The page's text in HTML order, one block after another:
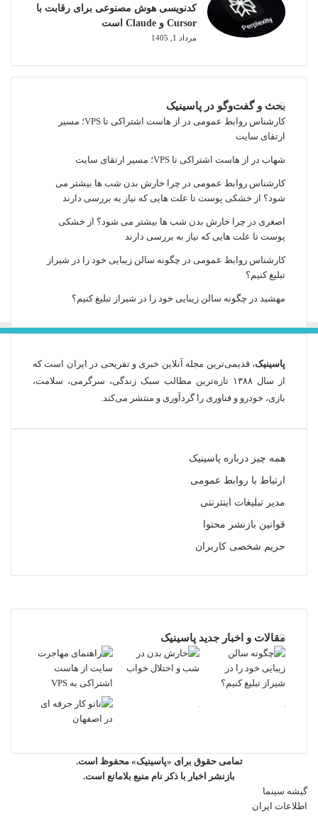
کدنویسی هوش مصنوعی برای رقابت با
Cursor و Claude است
مرداد 1, 1405
بحث و گفت‌وگو در پاسینیک
کارشناس روابط عمومی در
از هاست اشتراکی تا VPS؛ مسیر
ارتقای سایت
شهاب در از هاست اشتراکی تا VPS؛ مسیر ارتقای سایت
کارشناس روابط عمومی در چرا خارش بدن شب ها بیشتر می
شود؟ از خشکی پوست تا علت هایی که نیاز به بررسی دارند
اصغری در چرا خارش بدن شب ها بیشتر می شود؟ از خشکی
پوست تا علت هایی که نیاز به بررسی دارند
کارشناس روابط عمومی در چگونه سالن زیبایی خود را در شیراز
تبلیغ کنیم؟
مهشید در چگونه سالن زیبایی خود را در شیراز تبلیغ کنیم؟
پاسینیک، قدیمی‌ترین مجله آنلاین خبری و تفریحی در ایران است که
از سال ۱۳۸۸ تازه‌ترین مطالب سبک زندگی، سرگرمی، سلامت،
بازی، خودرو و فناوری را گردآوری و منتشر می‌کند.
همه چیز درباره پاسینیک
ارتباط با روابط عمومی
مدیر تبلیغات اینترنتی
قوانین بازنشر محتوا
حریم شخصی کاربران
مقالات و اخبار جدید پاسینیک
تمامی حقوق برای «پاسینیک» محفوظ است.
بازنشر اخبار با ذکر نام منبع بلامانع است.
گیشه سینما
اطلاعات ایران